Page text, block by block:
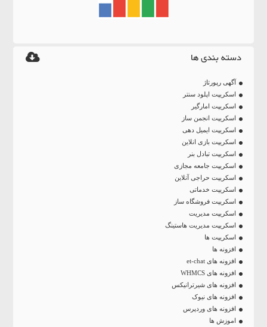
دسته بندی ها
آگهی رپورتاژ
اسکریپت اپلود سنتر
اسکریپت امارگیر
اسکریپت انجمن ساز
اسکریپت ایمیل دهی
اسکریپت بازی انلاین
اسکریپت تبادل بنر
اسکریپت جامعه مجازی
اسکریپت حراجی آنلاین
اسکریپت خدماتی
اسکریپت فروشگاه ساز
اسکریپت مدیریت
اسکریپت مدیریت هاستینگ
اسکریپت ها
افزونه ها
افزونه های et-chat
افزونه های WHMCS
افزونه های شیرترانیکس
افزونه های نیوک
افزونه های وردپرس
اموزش ها